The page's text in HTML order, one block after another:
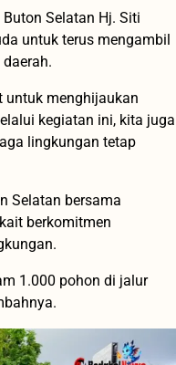
Selatan Hj. Siti
untuk terus mengambil
untuk menghijaukan
kegiatan ini, kita juga
lingkungan tetap
Selatan bersama
berkomitmen
1.000 pohon di jalur